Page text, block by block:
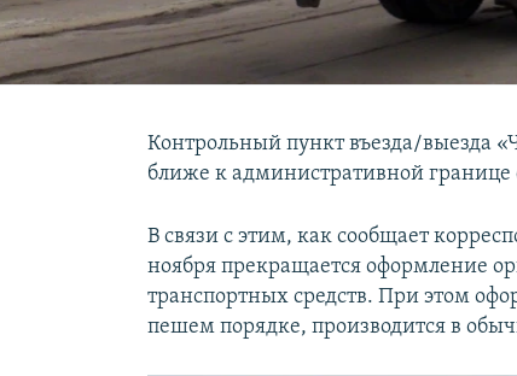
Контрольный пункт въезда/выезда
ближе к административной
В связи с этим, как сообщает
ноября прекращается оформление
транспортных средств. При этом
пешем порядке, производится в